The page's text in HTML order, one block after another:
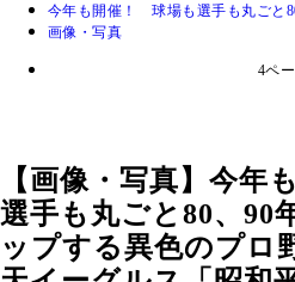
今年も開催！ 球場も選手も丸ごと
画像・写真
4ペ
【画像・写真】今
選手も丸ごと80、90
ップする異色のプ